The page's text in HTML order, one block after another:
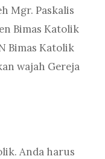
Mgr. Paskalis
Bimas Katolik
Bimas Katolik
wajah Gereja
Anda harus